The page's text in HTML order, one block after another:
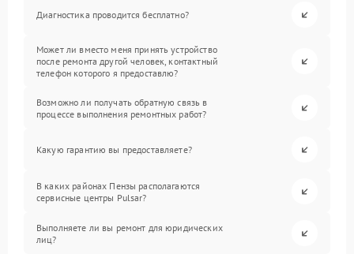
Диагностика проводится бесплатно?
Может ли вместо меня принять устройство
после ремонта другой человек, контактный
телефон которого я предоставлю?
Возможно ли получать обратную связь в
процессе выполнения ремонтных работ?
Какую гарантию вы предоставляете?
В каких районах Пензы располагаются
сервисные центры Pulsar?
Выполняете ли вы ремонт для юридических
лиц?